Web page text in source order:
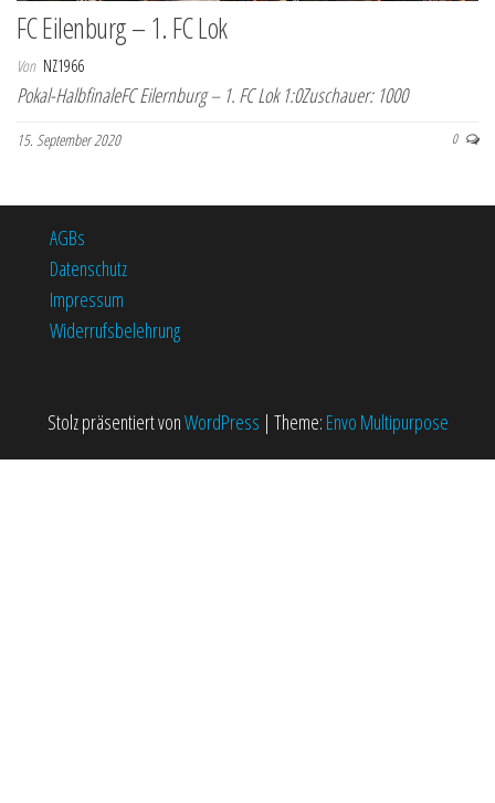
FC Eilenburg – 1. FC Lok
Von NZ1966
Pokal-HalbfinaleFC Eilernburg – 1. FC Lok 1:0Zuschauer: 1000
15. September 2020 0
AGBs
Datenschutz
Impressum
Widerrufsbelehrung
Stolz präsentiert vonWordPress | Theme: Envo Multipurpose